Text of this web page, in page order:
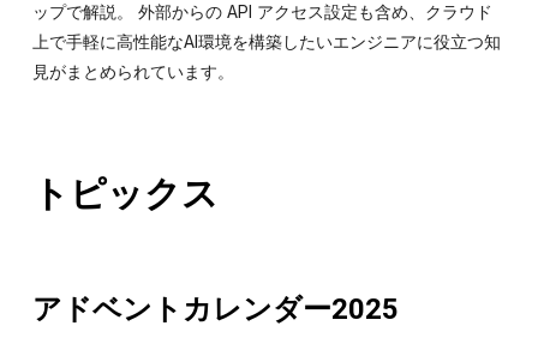
ップで解説。 外部からの API アクセス設定も含め、クラウド
上で手軽に高性能なAI環境を構築したいエンジニアに役立つ知
見がまとめられています。
トピックス
アドベントカレンダー2025